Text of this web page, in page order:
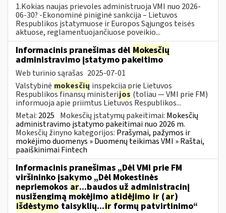
1.Kokias naujas prievoles administruoja VMI nuo 2026-
06-30? -Ekonominė piniginė sankcija – Lietuvos
Respublikos įstatymuose ir Europos Sąjungos teisės
aktuose, reglamentuojančiuose poveikio...
Informacinis pranešimas dėl Mokesčių
administravimo įstatymo pakeitimo
Web turinio sąrašas 2025-07-01
Valstybinė mokesčių inspekcija prie Lietuvos
Respublikos finansų ministerijos (toliau — VMI prie FM)
informuoja apie priimtus Lietuvos Respublikos...
Metai: 2025 Mokesčių įstatymų pakeitimai: Mokesčių
administravimo įstatymo pakeitimai nuo 2026 m.
Mokesčių žinyno kategorijos: Prašymai, pažymos ir
mokėjimo duomenys » Duomenų teikimas VMI » Raštai,
paaiškinimai Fintech
Informacinis pranešimas „Dėl VMI prie FM
viršininko įsakymo „Dėl Mokestinės
nepriemokos ar...baudos už administracinį
nusižengimą mokėjimo atidėjimo ir (ar)
išdėstymo taisyklių...irformų patvirtinimo“